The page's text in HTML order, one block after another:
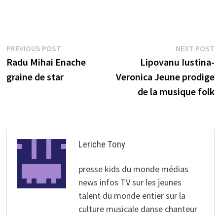
Post
navigation
PREVIOUS POSTPrevious
post:
Radu Mihai Enache
graine de star
NEXT POST
Lipovanu Iustina-
Veronica Jeune prodige
de la musique folk
Leriche Tony
presse kids du monde médias
news infos TV sur les jeunes
talent du monde entier sur la
culture musicale danse chanteur